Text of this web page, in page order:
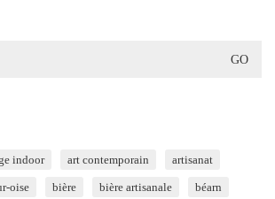
indoor art contemporain artisanat
oise bière bière artisanale béarn